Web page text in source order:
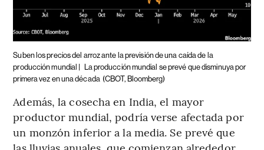
Suben los precios del arroz ante la previsión de una caída de la
producción mundial | La producción mundial se prevé que disminuya por
primera vez en una década (CBOT, Bloomberg)
Además, la cosecha en India, el mayor
productor mundial, podría verse afectada por
un monzón inferior a la media. Se prevé que